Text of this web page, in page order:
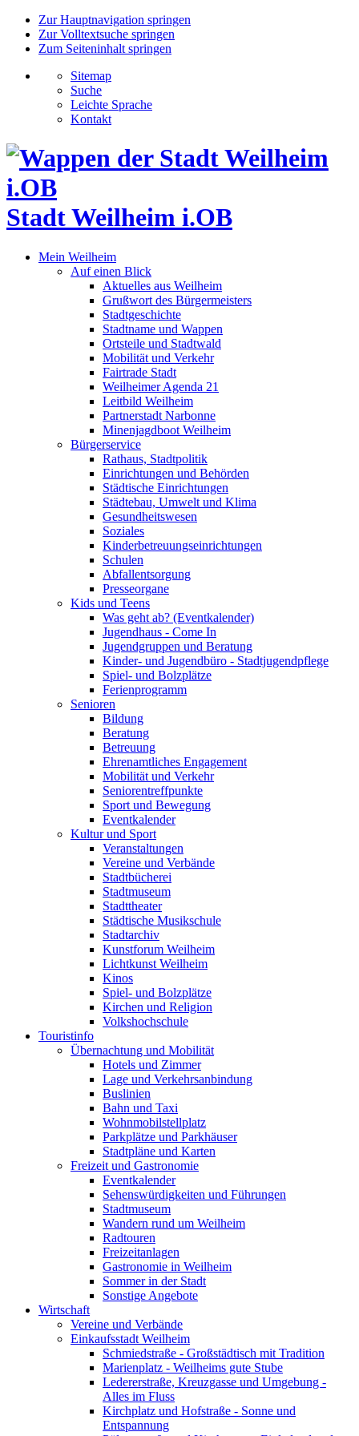
Zur Hauptnavigation springen
Zur Volltextsuche springen
Zum Seiteninhalt springen
Sitemap
Suche
Leichte Sprache
Kontakt
Stadt Weilheim i.OB
Mein Weilheim
Auf einen Blick
Aktuelles aus Weilheim
Grußwort des Bürgermeisters
Stadtgeschichte
Stadtname und Wappen
Ortsteile und Stadtwald
Mobilität und Verkehr
Fairtrade Stadt
Weilheimer Agenda 21
Leitbild Weilheim
Partnerstadt Narbonne
Minenjagdboot Weilheim
Bürgerservice
Rathaus, Stadtpolitik
Einrichtungen und Behörden
Städtische Einrichtungen
Städtebau, Umwelt und Klima
Gesundheitswesen
Soziales
Kinderbetreuungseinrichtungen
Schulen
Abfallentsorgung
Presseorgane
Kids und Teens
Was geht ab? (Eventkalender)
Jugendhaus - Come In
Jugendgruppen und Beratung
Kinder- und Jugendbüro - Stadtjugendpflege
Spiel- und Bolzplätze
Ferienprogramm
Senioren
Bildung
Beratung
Betreuung
Ehrenamtliches Engagement
Mobilität und Verkehr
Seniorentreffpunkte
Sport und Bewegung
Eventkalender
Kultur und Sport
Veranstaltungen
Vereine und Verbände
Stadtbücherei
Stadtmuseum
Stadttheater
Städtische Musikschule
Stadtarchiv
Kunstforum Weilheim
Lichtkunst Weilheim
Kinos
Spiel- und Bolzplätze
Kirchen und Religion
Volkshochschule
Touristinfo
Übernachtung und Mobilität
Hotels und Zimmer
Lage und Verkehrsanbindung
Buslinien
Bahn und Taxi
Wohnmobilstellplatz
Parkplätze und Parkhäuser
Stadtpläne und Karten
Freizeit und Gastronomie
Eventkalender
Sehenswürdigkeiten und Führungen
Stadtmuseum
Wandern rund um Weilheim
Radtouren
Freizeitanlagen
Gastronomie in Weilheim
Sommer in der Stadt
Sonstige Angebote
Wirtschaft
Vereine und Verbände
Einkaufsstadt Weilheim
Schmiedstraße - Großstädtisch mit Tradition
Marienplatz - Weilheims gute Stube
Ledererstraße, Kreuzgasse und Umgebung -
Alles im Fluss
Kirchplatz und Hofstraße - Sonne und
Entspannung